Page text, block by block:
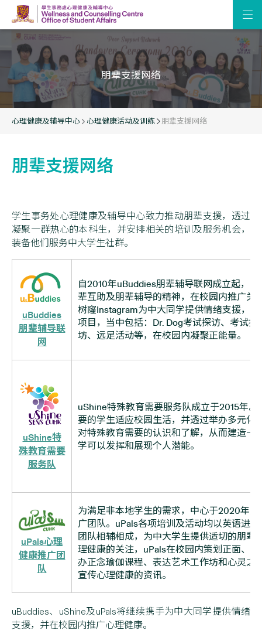
朋辈支援网络
心理健康及辅导中心 心理健康活动及训练 朋辈支援网络
朋辈支援网络
学生事务处心理健康及辅导中心致力推动朋辈支援，透过
凝聚一群热心的本科生，并安排相关的培训及服务机会，
装备他们服务中大学生社群。
uBuddies
朋辈辅导联
网
自2010年uBuddies朋辈辅导联网成立起，
辈互助及朋辈辅导的精神，在校园内推广关
树窿Instagram为中大同学提供情绪支援，
项目，当中包括：Dr. Dog考试探访、考试
坊、远足活动等，在校园内凝聚正能量。
uShine特
殊教育需要
服务队
uShine特殊教育需要服务队成立于2015年
要的学生适应校园生活，并透过举办多元化
对特殊教育需要的认识和了解，从而建造一
学可以发挥和展现个人潜能。
uPals心理
健康推广团
队
为满足非本地学生的需求，中心于2020年
广团队。uPals各项培训及活动均以英语进
团队相辅相成，为中大学生提供适切的朋辈
理健康的关注，uPals在校园内策划正面、
办正念瑜伽课程、表达艺术工作坊和心灵之
宣传心理健康的资讯。
uBuddies、uShine及uPals将继续携手为中大同学提供情绪
支援，并在校园内推广心理健康。